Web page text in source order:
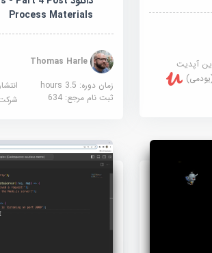
آپدیت
Process Materials
Thomas Harle
زمان دوره: 3.5 hours
ثبت نام مرجع: 634